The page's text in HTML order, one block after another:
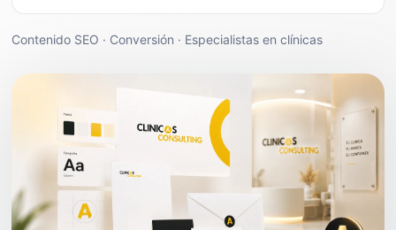
Contenido SEO · Conversión · Especialistas en clínicas